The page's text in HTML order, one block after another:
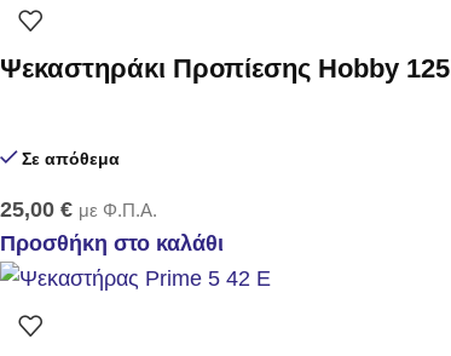
Ψεκαστηράκι Προπίεσης Hobby 125
Σε απόθεμα
25,00 € με Φ.Π.Α.
Προσθήκη στο καλάθι